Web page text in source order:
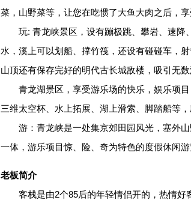
菜，山野菜等，让您在吃惯了大鱼大肉之后，享
玩: 青龙峡景区，设有蹦极跳、攀岩、速降
水，溪上可以划船、撑竹筏，还设有碰碰车，
山顶还有保存完好的明代古长城敌楼，吸引无数
青龙湖景区，享受游乐场的快乐，娱乐项目
三维太空杯、水上拓展、湖上滑索、脚踏船等，
游：青龙峡是一处集京郊田园风光，塞外山
一体，游乐项目惊、险、奇为特色的度假休闲游
老板简介
客栈是由2个85后的年轻情侣开的，热情好